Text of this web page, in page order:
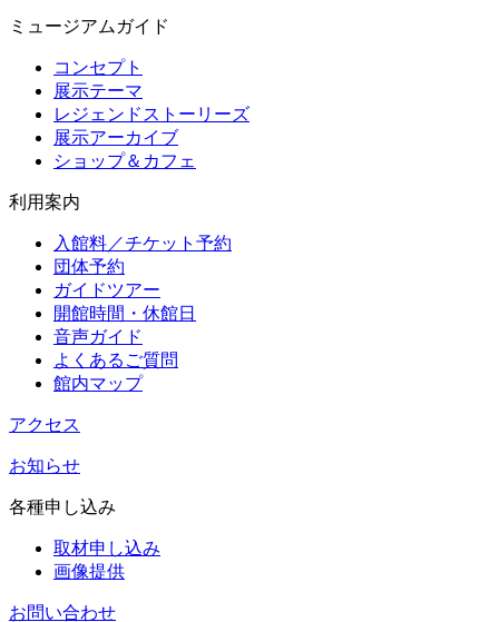
ミュージアムガイド
コンセプト
展示テーマ
レジェンドストーリーズ
展示アーカイブ
ショップ＆カフェ
利用案内
入館料／チケット予約
団体予約
ガイドツアー
開館時間・休館日
音声ガイド
よくあるご質問
館内マップ
アクセス
お知らせ
各種申し込み
取材申し込み
画像提供
お問い合わせ